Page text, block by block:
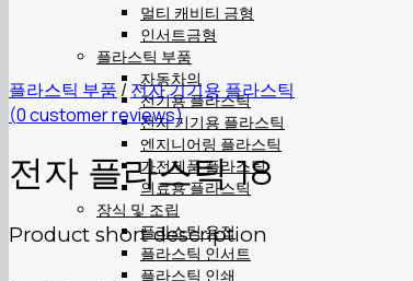
멀티 캐비티 금형
인서트금형
플라스틱 부품
자동차의
전기용 플라스틱
전자 기기용 플라스틱
엔지니어링 플라스틱
가전제품 플라스틱
의료용 플라스틱
장식 및 조립
플라스틱 용접
플라스틱 인서트
플라스틱 인쇄
플라스틱 부품 /전자 기기용 플라스틱
(0customer reviews)
전자 플라스틱 18
Product short description